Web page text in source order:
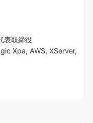
表取締役
Xpa, AWS, XServer,